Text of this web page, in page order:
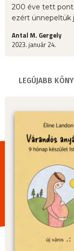
200 éve tett
ezért ünnepeltük
Antal M. Gergely
2023. január 24.
LEGÚJABB